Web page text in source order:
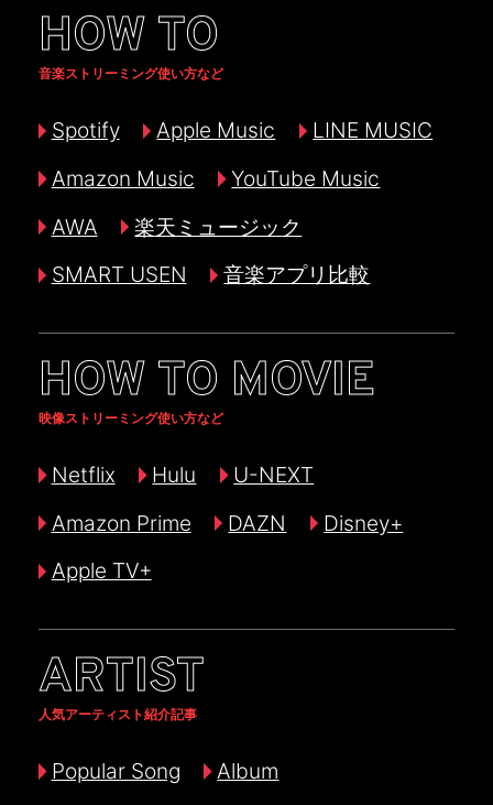
HOW TO
音楽ストリーミング使い方など
Spotify Apple Music
LINE MUSIC
Amazon Music
YouTube Music
AWA
楽天ミュージック
SMART USEN
音楽アプリ比較
HOW TO MOVIE
映像ストリーミング使い方など
Netflix Hulu
U-NEXT
Amazon Prime
DAZN
Disney+
Apple TV+
ARTIST
人気アーティスト紹介記事
Popular Song Album